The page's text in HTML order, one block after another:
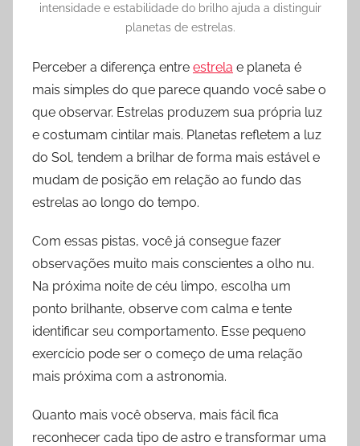
intensidade e estabilidade do brilho ajuda a distinguir
planetas de estrelas.
Perceber a diferença entre estrela e planeta é
mais simples do que parece quando você sabe o
que observar. Estrelas produzem sua própria luz
e costumam cintilar mais. Planetas refletem a luz
do Sol, tendem a brilhar de forma mais estável e
mudam de posição em relação ao fundo das
estrelas ao longo do tempo.
Com essas pistas, você já consegue fazer
observações muito mais conscientes a olho nu.
Na próxima noite de céu limpo, escolha um
ponto brilhante, observe com calma e tente
identificar seu comportamento. Esse pequeno
exercício pode ser o começo de uma relação
mais próxima com a astronomia.
Quanto mais você observa, mais fácil fica
reconhecer cada tipo de astro e transformar uma